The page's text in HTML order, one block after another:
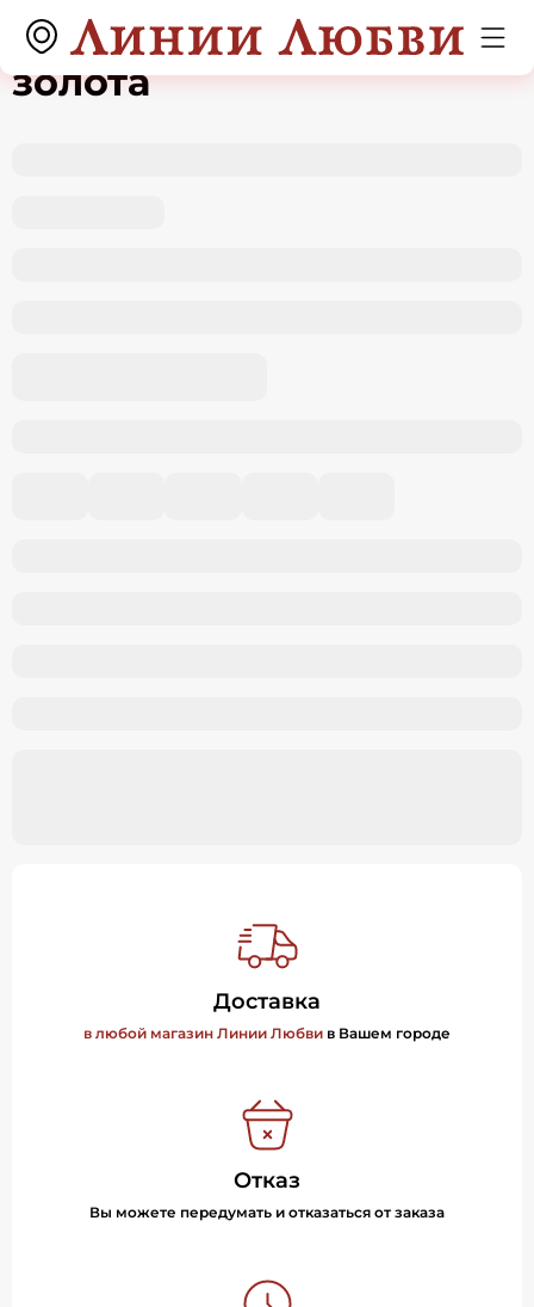
Кольцо из белого
золота
Доставка
в любой магазин Линии Любви в Вашем городе
Отказ
Вы можете передумать и отказаться от заказа